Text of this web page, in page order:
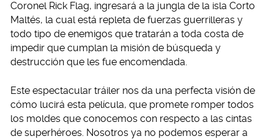
Coronel Rick Flag, ingresará a la jungla de la isla Corto
Maltés, la cual está repleta de fuerzas guerrilleras y
todo tipo de enemigos que tratarán a toda costa de
impedir que cumplan la misión de búsqueda y
destrucción que les fue encomendada.
Este espectacular tráiler nos da una perfecta visión de
cómo lucirá esta película, que promete romper todos
los moldes que conocemos con respecto a las cintas
de superhéroes. Nosotros ya no podemos esperar a